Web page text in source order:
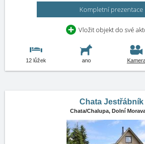
Kompletní prezentace
Vložit objekt do své
12 lůžek ano
Chata Jestřábník
Chata/Chalupa, Dolní